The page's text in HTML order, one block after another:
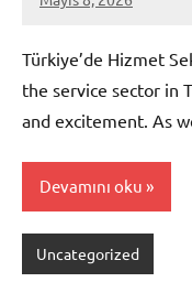
admin
Yorum
Türkiye’de Hizmet
the service sector in
and excitement. As
Devamını oku
Uncategorized